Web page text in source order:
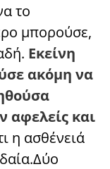
το
μπορούσε,
Εκείνη
ακόμη να
αφελείς και
η ασθένειά